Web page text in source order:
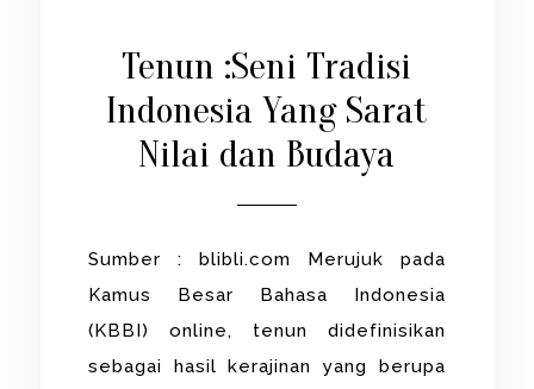
Tenun :Seni Tradisi
Indonesia Yang Sarat
Nilai dan Budaya
Sumber : blibli.com Merujuk pada
Kamus Besar Bahasa Indonesia
(KBBI) online, tenun didefinisikan
sebagai hasil kerajinan yang berupa